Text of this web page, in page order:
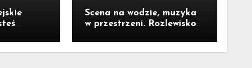
Scena na wodzie, muzyka
w przestrzeni. Rozlewisko